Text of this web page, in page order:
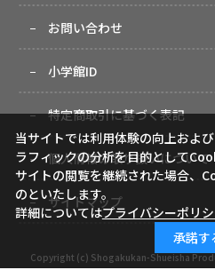
お問い合わせ
小学館ID
特定商取引に基づく表記
個人情報の取り扱いについて
サイトマップ
Copyright (c) Shogakukan-Shueisha
当サイトでは利用体験の向上およ
ラフィックの分析を目的として
サイトの閲覧を継続された場合、
のといたします。
詳細についてはプライバシーポリ
承諾す